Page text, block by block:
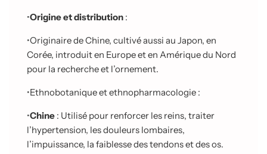
•Origine et distribution :
•Originaire de Chine, cultivé aussi au Japon, en
Corée, introduit en Europe et en Amérique du Nord
pour la recherche et l’ornement.
•Ethnobotanique et ethnopharmacologie :
•Chine : Utilisé pour renforcer les reins, traiter
l’hypertension, les douleurs lombaires,
l’impuissance, la faiblesse des tendons et des os.